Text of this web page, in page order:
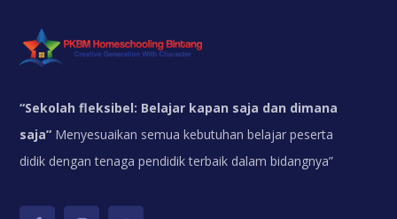
“Sekolah fleksibel: Belajar kapan saja dan dimana
saja” Menyesuaikan semua kebutuhan belajar peserta
didik dengan tenaga pendidik terbaik dalam bidangnya”